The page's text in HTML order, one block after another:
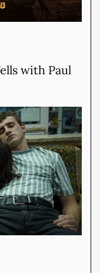
with Paul